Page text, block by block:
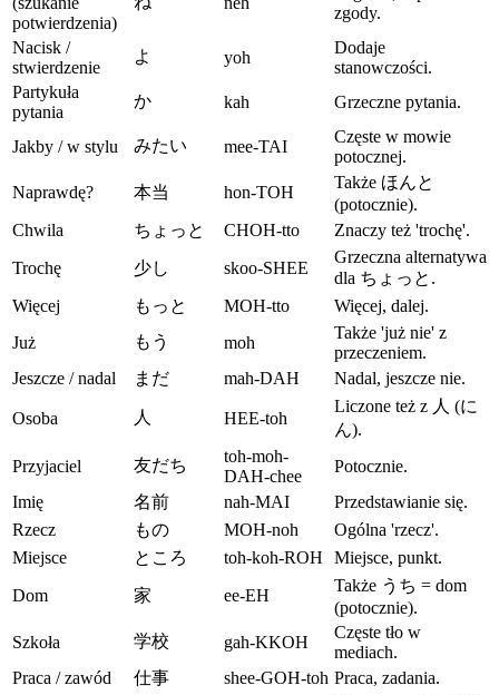
potwierdzenia)
zgody.
Nacisk /
stwierdzenie
よ yoh
Dodaje
stanowczości.
Partykuła
pytania
か kah Grzeczne pytania.
Jakby / w stylu みたい mee-TAI
Częste w mowie
potocznej.
Naprawdę?
本当 hon-TOH
Także ほんと
(potocznie).
Chwila
ちょっと CHOH-tto
Znaczy też 'trochę'.
Trochę
少し skoo-SHEE
Grzeczna alternatywa
dla ちょっと.
Więcej
もっと MOH-tto
Więcej, dalej.
Już
もう moh
Także 'już nie' z
przeczeniem.
Jeszcze / nadal
まだ mah-DAH Nadal, jeszcze nie.
Osoba 人 HEE-toh
Liczone też z 人 (に
ん).
Przyjaciel
友だち
toh-moh-
DAH-chee
Potocznie.
Imię
名前 nah-MAI
Przedstawianie się.
Rzecz
もの MOH-noh
Ogólna 'rzecz'.
Miejsce
ところ toh-koh-ROH
Miejsce, punkt.
Dom
家 ee-EH
Także うち = dom
(potocznie).
Szkoła
学校 gah-KKOH
Częste tło w
mediach.
Praca / zawód
仕事 shee-GOH-toh Praca, zadania.